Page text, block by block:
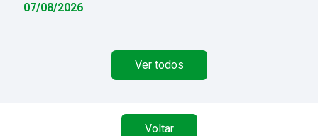
07/08/2026
Ver todos
Voltar